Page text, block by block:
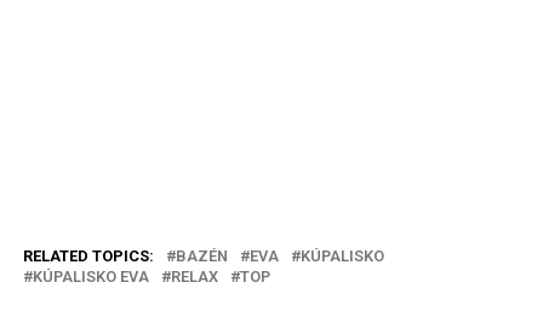
RELATED TOPICS: BAZÉN EVA
KÚPALISKO
KÚPALISKO EVA
RELAX TOP